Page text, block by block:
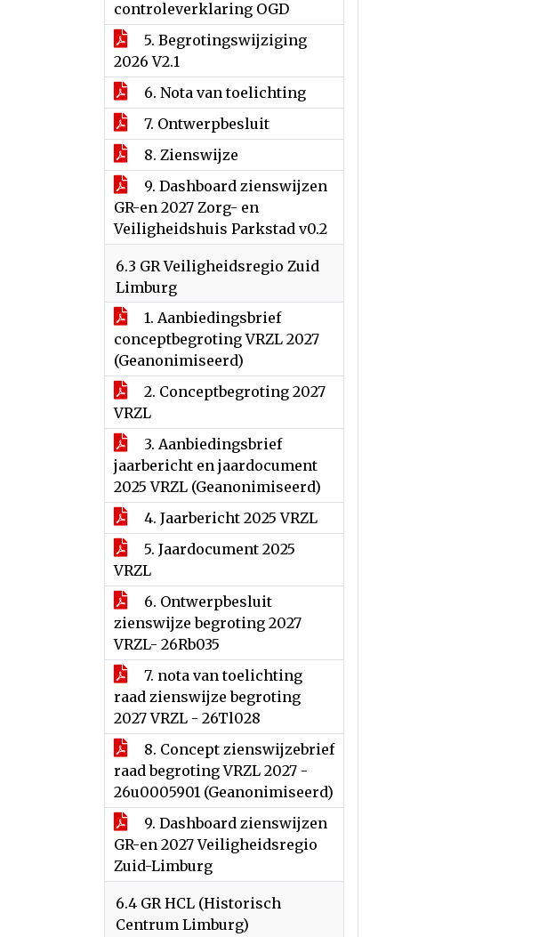
controleverklaring OGD
5. Begrotingswijziging
2026 V2.1
6. Nota van toelichting
7. Ontwerpbesluit
8. Zienswijze
9. Dashboard zienswijzen
GR-en 2027 Zorg- en
Veiligheidshuis Parkstad v0.2
6.3 GR Veiligheidsregio Zuid
Limburg
1. Aanbiedingsbrief
conceptbegroting VRZL 2027
(Geanonimiseerd)
2. Conceptbegroting 2027
VRZL
3. Aanbiedingsbrief
jaarbericht en jaardocument
2025 VRZL (Geanonimiseerd)
4. Jaarbericht 2025 VRZL
5. Jaardocument 2025
VRZL
6. Ontwerpbesluit
zienswijze begroting 2027
VRZL- 26Rb035
7. nota van toelichting
raad zienswijze begroting
2027 VRZL - 26Tl028
8. Concept zienswijzebrief
raad begroting VRZL 2027 -
26u0005901 (Geanonimiseerd)
9. Dashboard zienswijzen
GR-en 2027 Veiligheidsregio
Zuid-Limburg
6.4 GR HCL (Historisch
Centrum Limburg)